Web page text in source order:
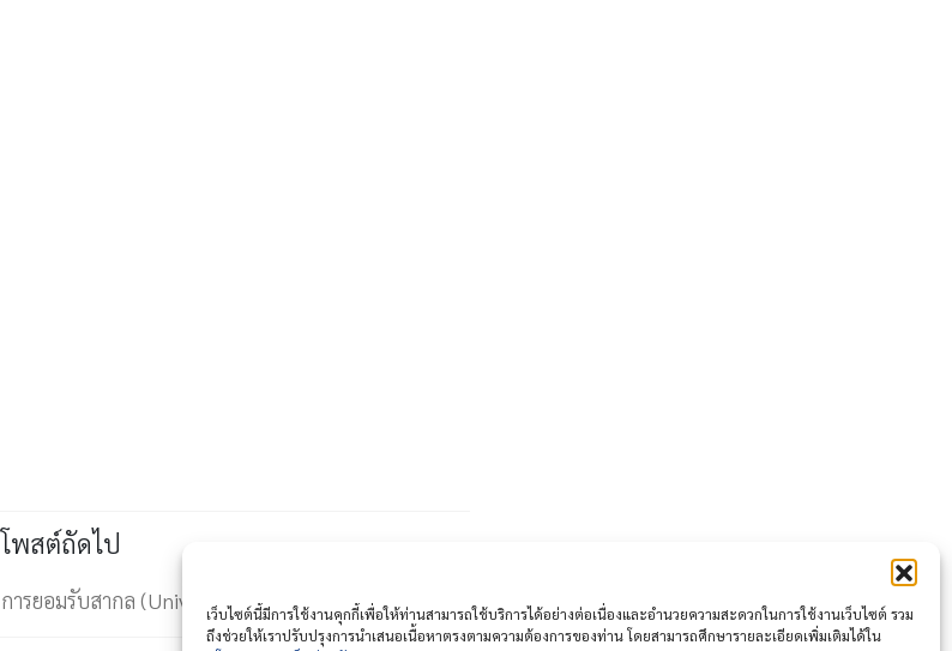
เว็บไซต์นี้มีการใช้งานคุกกี้เพื่อให้ท่านสามารถใช้บริการได้อย่างต่อเนื่องและอำนวยความสะดวกในการใช้งานเว็บไซต์ รวม
ถึงช่วยให้เราปรับปรุงการนำเสนอเนื้อหาตรงตามความต้องการของท่าน โดยสามารถศึกษารายละเอียดเพิ่มเติมได้ใน
โพสต์ถัดไป
การยอมรับสากล (Universal Acceptance)